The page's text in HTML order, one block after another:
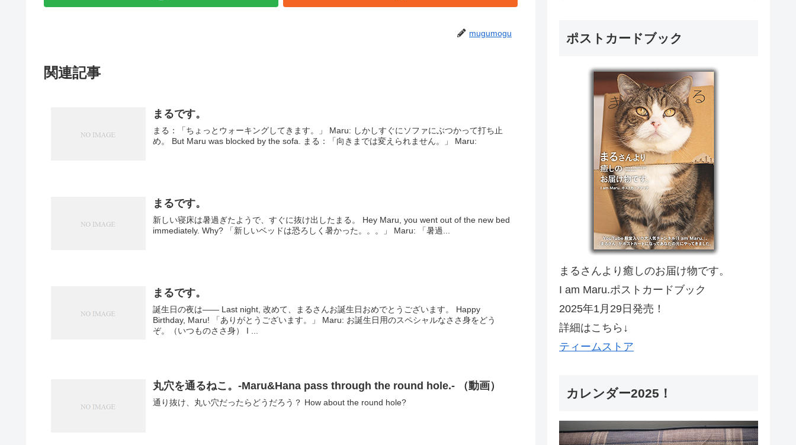
mugumogu
関連記事
まるです。
まる：「ちょっとウォーキングしてきます。」 Maru: しかしすぐにソファにぶつかって打ち止
め。 But Maru was blocked by the sofa. まる：「向きまでは変えられません。」 Maru:
まるです。
新しい寝床は暑過ぎたようで、すぐに抜け出したまる。 Hey Maru, you went out of the new bed
immediately. Why? 「新しいベッドは恐ろしく暑かった。。。」 Maru: 「暑過...
まるです。
誕生日の夜は―― Last night, 改めて、まるさんお誕生日おめでとうございます。 Happy
Birthday, Maru! 「ありがとうございます。」 Maru: お誕生日用のスペシャルなささ身をどう
ぞ。（いつものささ身） I ...
丸穴を通るねこ。-Maru&Hana pass through the round hole.- （動画）
通り抜け、丸い穴だったらどうだろう？ How about the round hole?
ポストカードブック
まるさんより癒しのお届け物です。
I am Maru.ポストカードブック
2025年1月29日発売！
詳細はこちら↓
ティームストア
カレンダー2025！